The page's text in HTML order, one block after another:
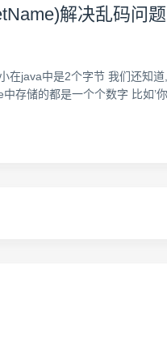
解决乱码问题
在java中是2个字节 我们还知
存储的都是一个个数字 比如’